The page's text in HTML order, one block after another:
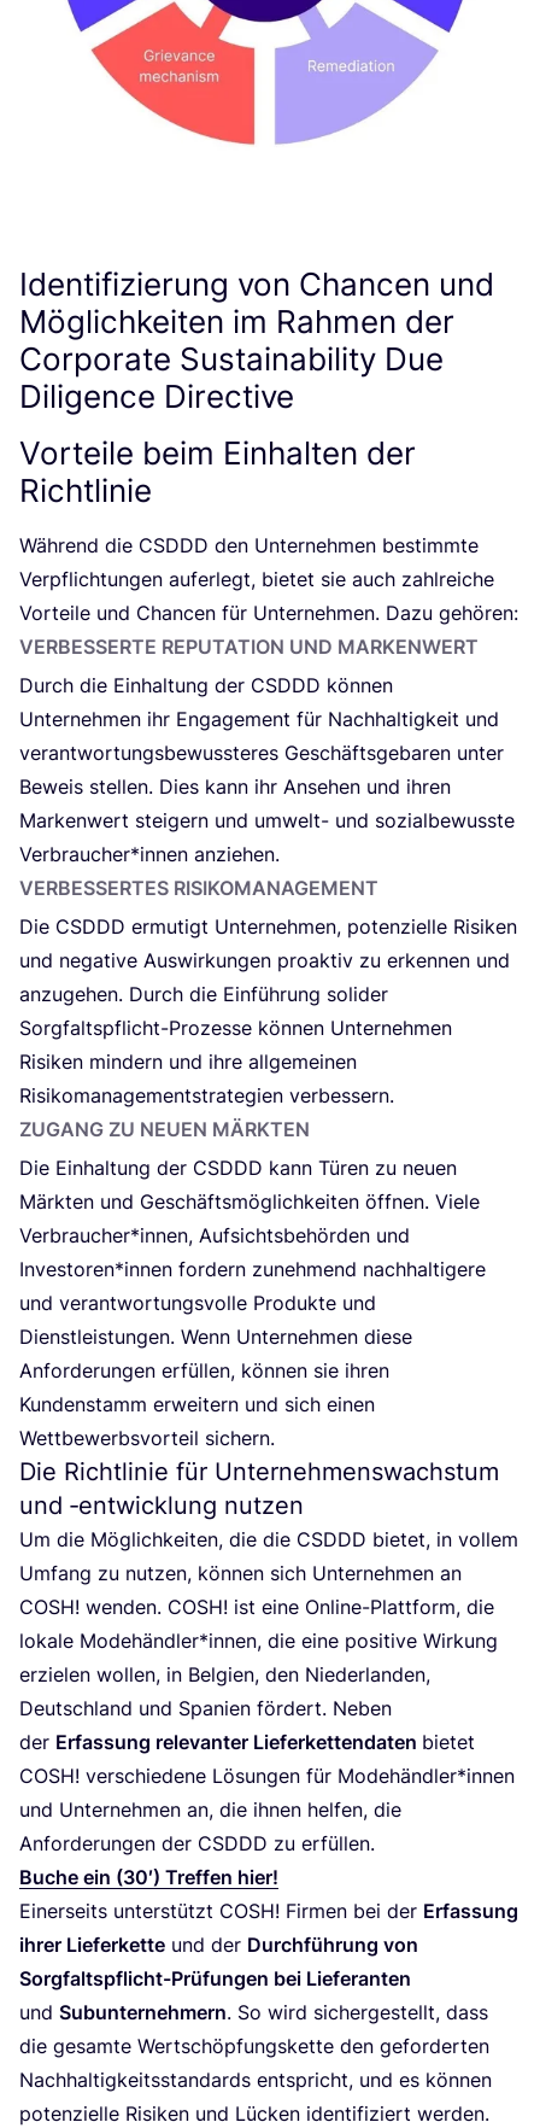
Identifizierung von Chancen und
Möglichkeiten im Rahmen der
Corporate Sustainability Due
Diligence Directive
Vorteile beim Einhalten der
Richtlinie
Wäh­rend die CSDDD den Unter­neh­men bestimm­te
Ver­pflich­tun­gen auf­er­legt, bie­tet sie auch zahl­rei­che
Vor­tei­le und Chan­cen für Unter­neh­men. Dazu gehören:
VER­BES­SER­TE REPU­TA­TI­ON UND MARKENWERT
Durch die Ein­hal­tung der CSDDD kön­nen
Unter­neh­men ihr Enga­ge­ment für Nach­hal­tig­keit und
ver­ant­wor­tungs­be­wuss­te­res Geschäfts­ge­ba­ren unter
Beweis stel­len. Dies kann ihr Anse­hen und ihren
Mar­ken­wert stei­gern und umwelt- und sozi­al­be­wuss­te
Verbraucher*innen anziehen.
VER­BES­SER­TES RISIKOMANAGEMENT
Die CSDDD ermu­tigt Unter­neh­men, poten­zi­el­le Risi­ken
und nega­ti­ve Aus­wir­kun­gen pro­ak­tiv zu erken­nen und
anzu­ge­hen. Durch die Ein­füh­rung soli­der
Sorg­falts­pflicht-Pro­zes­se kön­nen Unter­neh­men
Risi­ken min­dern und ihre all­ge­mei­nen
Risi­ko­ma­nage­ment­stra­te­gien verbessern.
ZUGANG ZU NEU­EN MÄRKTEN
Die Ein­hal­tung der CSDDD kann Türen zu neu­en
Märk­ten und Geschäfts­mög­lich­kei­ten öff­nen. Vie­le
Verbraucher*innen, Auf­sichts­be­hör­den und
Investoren*innen for­dern zuneh­mend nach­hal­ti­ge­re
und ver­ant­wor­tungs­vol­le Pro­duk­te und
Dienst­leis­tun­gen. Wenn Unter­neh­men die­se
Anfor­de­run­gen erfül­len, kön­nen sie ihren
Kun­den­stamm erwei­tern und sich einen
Wett­be­werbs­vor­teil sichern.
Die Richtlinie für Unternehmenswachstum
und ‑entwicklung nutzen
Um die Mög­lich­kei­ten, die die CSDDD bie­tet, in vol­lem
Umfang zu nut­zen, kön­nen sich Unter­neh­men an
COSH! wen­den. COSH! ist eine Online-Platt­form, die
loka­le Modehändler*innen, die eine posi­ti­ve Wir­kung
erzie­len wol­len, in Bel­gi­en, den Nie­der­lan­den,
Deutsch­land und Spa­ni­en för­dert. Neben
der Erfas­sung rele­van­ter Lie­fer­ket­ten­da­ten bie­tet
COSH! ver­schie­de­ne Lösun­gen für Modehändler*innen
und Unter­neh­men an, die ihnen hel­fen, die
Anfor­de­run­gen der CSDDD zu erfüllen.
Buche ein (30′) Tref­fen hier!
Einer­seits unter­stützt COSH! Fir­men bei der Erfas­sung
ihrer Lie­fer­ket­te und der Durch­füh­rung von
Sorg­falts­pflicht-Prü­fun­gen bei Lie­fe­ran­ten
und Sub­un­ter­neh­mern. So wird sicher­ge­stellt, dass
die gesam­te Wert­schöp­fungs­ket­te den gefor­der­ten
Nach­hal­tig­keits­stan­dards ent­spricht, und es kön­nen
poten­zi­el­le Risi­ken und Lücken iden­ti­fi­ziert wer­den.